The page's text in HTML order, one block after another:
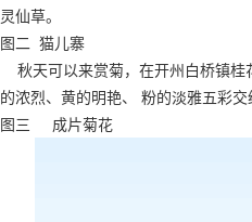
灵仙草。
图二 猫儿寨
秋天可以来赏菊，在开州白桥镇桂
的浓烈、黄的明艳、 粉的淡雅五彩交
图三 成片菊花